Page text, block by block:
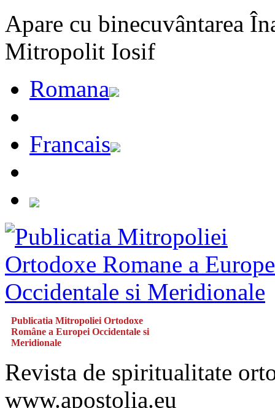
Apare cu binecuvântarea
Mitropolit Iosif
Romana
Francais
Publicatia Mitropoliei Ortodoxe
Române a Europei Occidentale si
Meridionale
Revista de spiritualitate
www.apostolia.eu